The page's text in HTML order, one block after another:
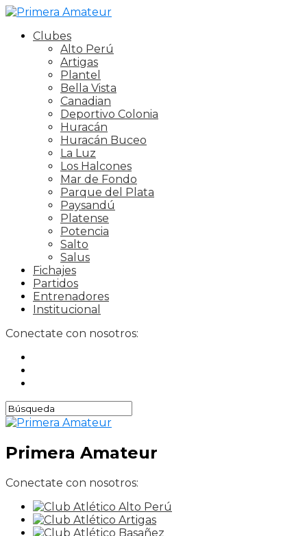
Clubes
Alto Perú
Artigas
Plantel
Bella Vista
Canadian
Deportivo Colonia
Huracán
Huracán Buceo
La Luz
Los Halcones
Mar de Fondo
Parque del Plata
Paysandú
Platense
Potencia
Salto
Salus
Fichajes
Partidos
Entrenadores
Institucional
Conectate con nosotros:
Primera Amateur
Conectate con nosotros: